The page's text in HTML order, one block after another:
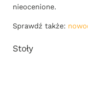
nieocenione.
Sprawdź także:
Stoły